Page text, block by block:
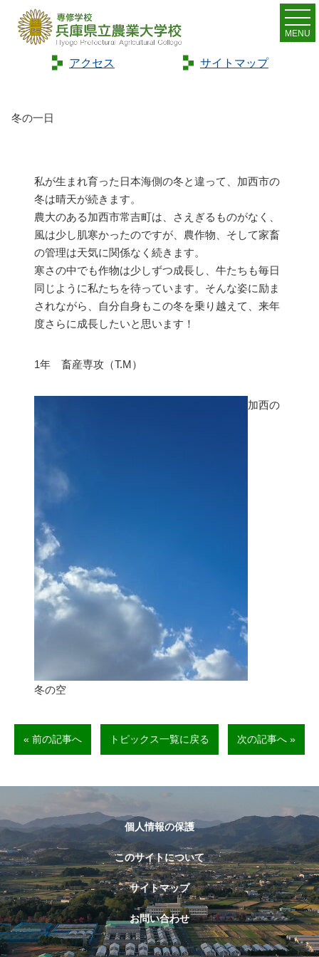
アクセス サイトマップ
MENU
Home> トピックス
冬の一日
私が生まれ育った日本海側の冬と違って、加西市の
冬は晴天が続きます。
農大のある加西市常吉町は、さえぎるものがなく、
風は少し肌寒かったのですが、農作物、そして家畜
の管理は天気に関係なく続きます。
寒さの中でも作物は少しずつ成長し、牛たちも毎日
同じように私たちを待っています。そんな姿に励ま
されながら、自分自身もこの冬を乗り越えて、来年
度さらに成長したいと思います！
1年 畜産専攻（T.M）
加西の
冬の空
« 前の記事へ トピックス一覧に戻る 次の記事へ »
個人情報の保護
このサイトについて
サイトマップ
お問い合わせ